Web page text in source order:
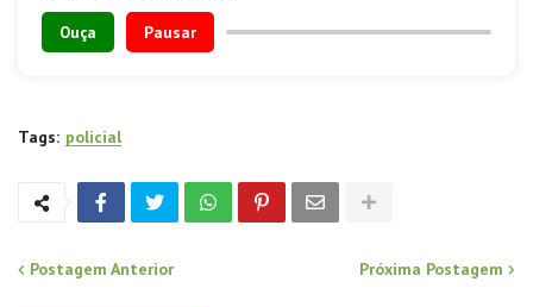
Ouça Pausar
Tags: policial
Postagem Anterior Próxima Postagem